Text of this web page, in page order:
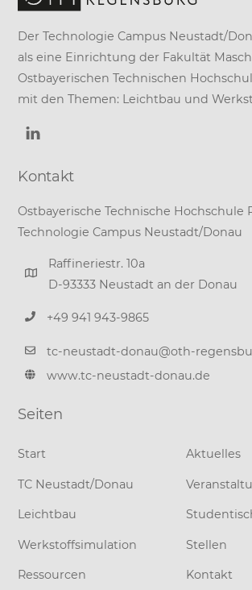
Der Technologie Campus Neustadt/
als eine Einrichtung der Fakultät
Ostbayerischen Technischen
mit den Themen: Leichtbau und
Kontakt
Ostbayerische Technische Hochschule
Technologie Campus Neustadt/Donau
Raffineriestr. 10a
D-93333 Neustadt an der Donau
+49 941 943-9865
tc-neustadt-donau@oth-
www.tc-neustadt-donau.de
Seiten
Start
TC Neustadt/Donau
Leichtbau
Werkstoffsimulation
Ressourcen
Aktuelles
Stellen
Kontakt